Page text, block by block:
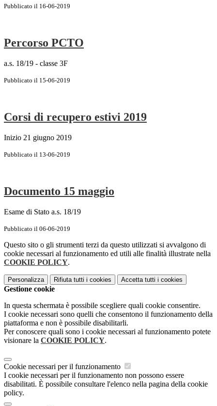
Pubblicato il 16-06-2019
Percorso PCTO
a.s. 18/19 - classe 3F
Pubblicato il 15-06-2019
Corsi di recupero estivi 2019
Inizio 21 giugno 2019
Pubblicato il 13-06-2019
Documento 15 maggio
Esame di Stato a.s. 18/19
Pubblicato il 06-06-2019
Questo sito o gli strumenti terzi da questo utilizzati si avvalgono di
cookie necessari al funzionamento ed utili alle finalità illustrate nella
COOKIE POLICY.
Personalizza Rifiuta tutti i cookies Accetta tutti i cookies
Gestione cookie
In questa schermata è possibile scegliere quali cookie consentire.
I cookie necessari sono quelli che consentono il funzionamento della
piattaforma e non è possibile disabilitarli.
Per conoscere quali sono i cookie necessari al funzionamento potete
visionare la COOKIE POLICY.
Cookie necessari per il funzionamento
I cookie necessari per il funzionamento non possono essere
disabilitati. È possibile consultare l'elenco nella pagina della cookie
policy.